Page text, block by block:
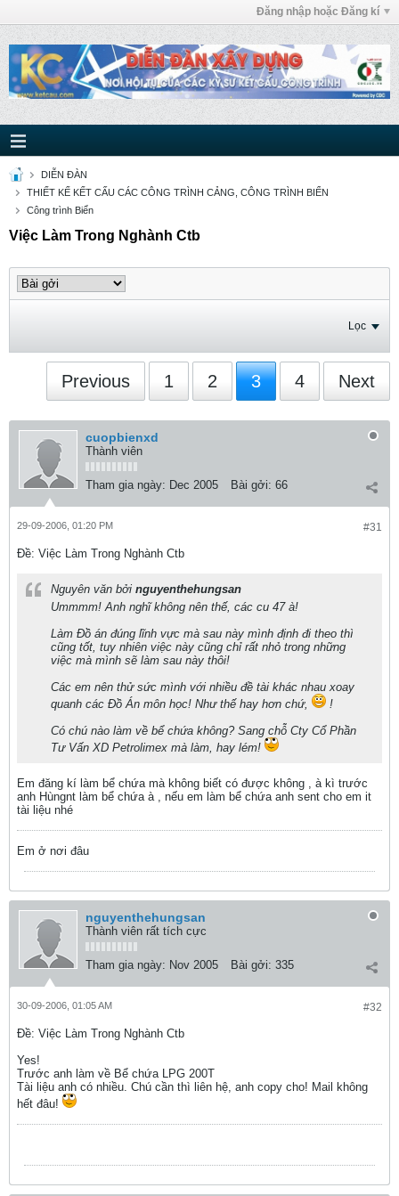
Đăng nhập hoặc Đăng kí
DIỄN ĐÀN
THIẾT KẾ KẾT CẤU CÁC CÔNG TRÌNH CẢNG, CÔNG TRÌNH BIỂN
Công trình Biển
Việc Làm Trong Nghành Ctb
Lọc
Previous 1 2 3 4 Next
cuopbienxd
Thành viên
Tham gia ngày: Dec 2005 Bài gởi: 66
#31
29-09-2006, 01:20 PM
Ðề: Việc Làm Trong Nghành Ctb
Nguyên văn bởi nguyenthehungsan
Ummmm! Anh nghĩ không nên thế, các cu 47 à!
Làm Đồ án đúng lĩnh vực mà sau này mình định đi theo thì
cũng tốt, tuy nhiên việc này cũng chỉ rất nhỏ trong những
việc mà mình sẽ làm sau này thôi!
Các em nên thử sức mình với nhiều đề tài khác nhau xoay
quanh các Đồ Án môn học! Như thế hay hơn chứ,
!
Có chú nào làm về bể chứa không? Sang chỗ Cty Cổ Phần
Tư Vấn XD Petrolimex mà làm, hay lém!
Em đăng kí làm bể chứa mà không biết có được không , à kì trước
anh Hùngnt làm bể chứa à , nếu em làm bể chứa anh sent cho em it
tài liệu nhé
Em ở nơi đâu
nguyenthehungsan
Thành viên rất tích cực
Tham gia ngày: Nov 2005 Bài gởi: 335
#32
30-09-2006, 01:05 AM
Ðề: Việc Làm Trong Nghành Ctb
Yes!
Trước anh làm về Bể chứa LPG 200T
Tài liệu anh có nhiều. Chú cần thì liên hệ, anh copy cho! Mail không
hết đâu!